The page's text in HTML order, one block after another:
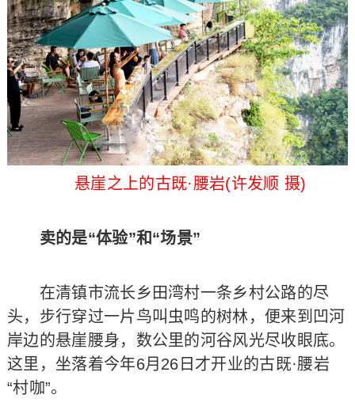
悬崖之上的古既·腰岩(许发顺 摄)
卖的是“体验”和“场景”
在清镇市流长乡田湾村一条乡村公路的尽
头，步行穿过一片鸟叫虫鸣的树林，便来到凹河
岸边的悬崖腰身，数公里的河谷风光尽收眼底。
这里，坐落着今年6月26日才开业的古既·腰岩
“村咖”。